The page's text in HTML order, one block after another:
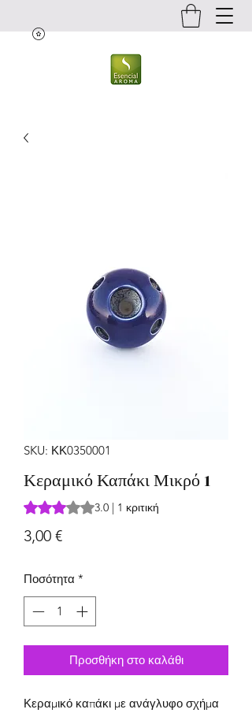
SKU: ΚΚ0350001
Κεραμικό Καπάκι Μικρό 1
Rating is 3.0 out of five stars based on 1
3.0 | 1 κριτική
3,00 €Τιμή
Ποσότητα *
Προσθήκη στο καλάθι
Κεραμικό καπάκι με ανάγλυφο σχήμα